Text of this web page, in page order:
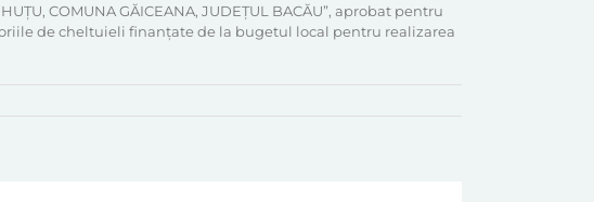
COMUNA GĂICEANA, JUDEȚUL BACĂU”, aprobat pentru
de cheltuieli finanțate de la bugetul local pentru realizarea